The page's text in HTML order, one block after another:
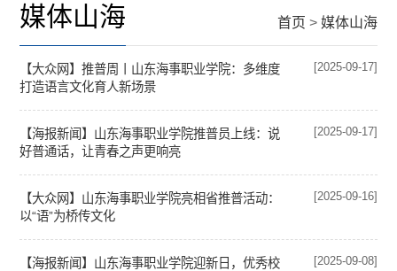
首页 > 媒体山海
媒体山海
【大众网】推普周丨山东海事职业学院：多维度
打造语言文化育人新场景
[2025-09-17]
【海报新闻】山东海事职业学院推普员上线：说
好普通话，让青春之声更响亮
[2025-09-17]
【大众网】山东海事职业学院亮相省推普活动：
以“语”为桥传文化
[2025-09-16]
【海报新闻】山东海事职业学院迎新日，优秀校
[2025-09-08]